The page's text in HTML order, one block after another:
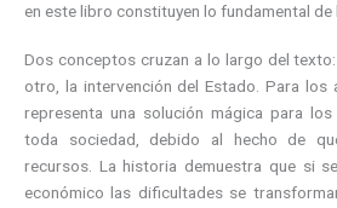
en este libro constituyen lo fundamental de
Dos conceptos cruzan a lo largo del
otro, la intervención del Estado. Para los
representa una solución mágica para
toda sociedad, debido al hecho de
recursos. La historia demuestra que si
económico las dificultades se